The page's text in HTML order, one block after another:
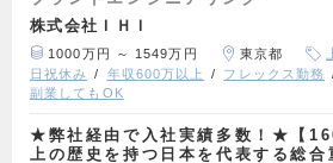
株式会社ＩＨＩ
1000万円 ～ 1549万円 東京都
日祝休み
年収600万以上 フレックス勤務
副業してもOK
★弊社経由で入社実績多数！★【
上の歴史を持つ日本を代表する総合